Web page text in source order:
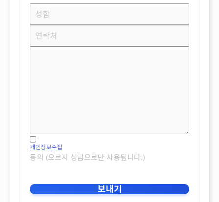
개인정보수집
동의 (오로지 상담으로만 사용됩니다.)
보내기